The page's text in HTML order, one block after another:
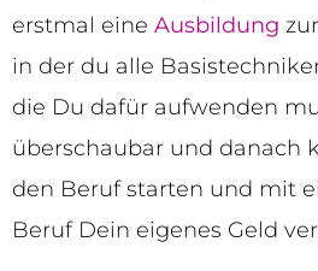
erstmal eine Ausbildung zur
in der du alle
die Du dafür aufwenden
überschaubar und danach
den Beruf starten und mit
Beruf Dein eigenes Geld